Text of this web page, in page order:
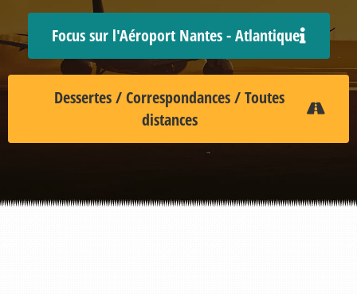
Focus sur l'Aéroport Nantes - Atlantique
Dessertes / Correspondances / Toutes
distances